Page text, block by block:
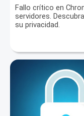
Fallo crítico en
servidores.
su privacidad.